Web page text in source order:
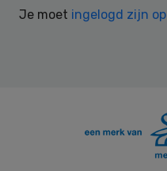
Je moet ingelogd zijn op